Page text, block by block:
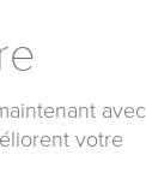
avec
votre